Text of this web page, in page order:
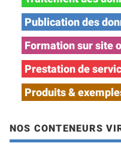
Publication des
Formation sur site
Prestation de
Produits &
NOS CONTENEURS